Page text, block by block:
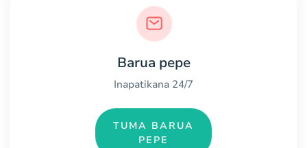
Barua pepe
Inapatikana 24/7
TUMA BARUA
PEPE